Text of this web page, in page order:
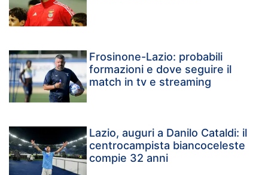
Frosinone-Lazio: probabili
formazioni e dove seguire il
match in tv e streaming
Lazio, auguri a Danilo Cataldi: il
centrocampista biancoceleste
compie 32 anni